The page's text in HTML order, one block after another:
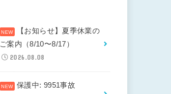
【お知らせ】夏季休業の
ご案内（8/10〜8/17）
2026.08.08
保護中: 9951事故